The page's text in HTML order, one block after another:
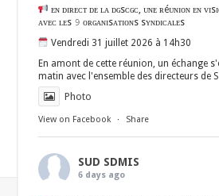
ᴇɴ ᴅɪʀᴇᴄᴛ ᴅᴇ ʟᴀ ᴅɢsᴄɢᴄ, ᴜɴᴇ ʀéᴜɴɪᴏɴ ᴇɴ
ᴀᴠᴇᴄ ʟᴇs 𝟿 ᴏʀɢᴀɴɪsᴀᴛɪᴏɴs sʏɴᴅɪᴄᴀʟᴇs
Vendredi 31 juillet 2026 à 14h30
En amont de cette réunion, un échange
matin avec l'ensemble des directeurs de
Photo
View on Facebook · Share
SUD SDMIS
6 days ago